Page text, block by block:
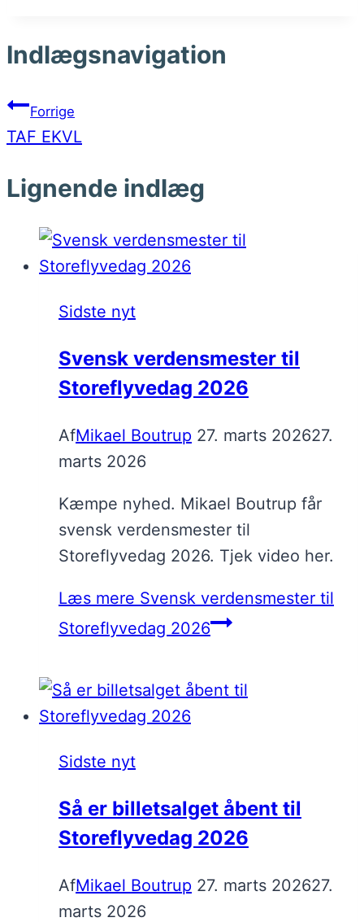
Indlægsnavigation
Forrige
TAF EKVL
Lignende indlæg
Sidste nyt
Svensk verdensmester til
Storeflyvedag 2026
AfMikael Boutrup 27. marts 202627.
marts 2026
Kæmpe nyhed. Mikael Boutrup får
svensk verdensmester til
Storeflyvedag 2026. Tjek video her.
Læs mere Svensk verdensmester til
Storeflyvedag 2026
Sidste nyt
Så er billetsalget åbent til
Storeflyvedag 2026
AfMikael Boutrup 27. marts 202627.
marts 2026